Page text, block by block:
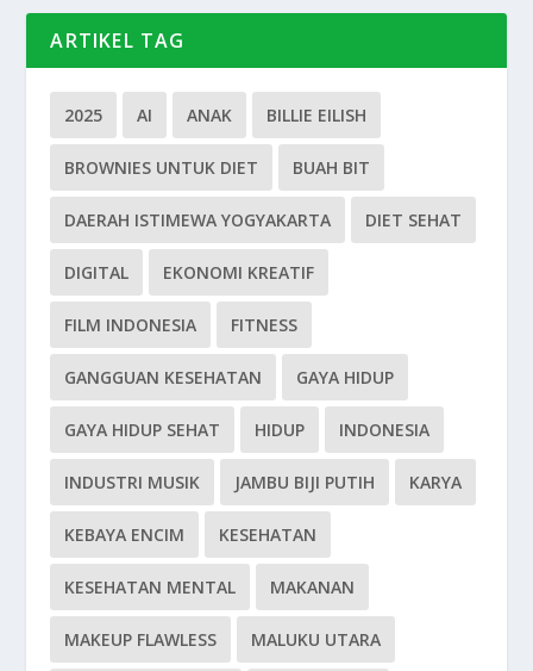
ARTIKEL TAG
2025 AI ANAK BILLIE EILISH
BROWNIES UNTUK DIET BUAH BIT
DAERAH ISTIMEWA YOGYAKARTA DIET SEHAT
DIGITAL EKONOMI KREATIF
FILM INDONESIA FITNESS
GANGGUAN KESEHATAN GAYA HIDUP
GAYA HIDUP SEHAT HIDUP INDONESIA
INDUSTRI MUSIK JAMBU BIJI PUTIH KARYA
KEBAYA ENCIM KESEHATAN
KESEHATAN MENTAL MAKANAN
MAKEUP FLAWLESS MALUKU UTARA